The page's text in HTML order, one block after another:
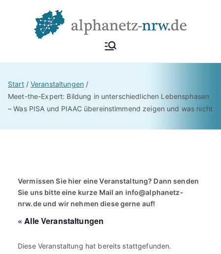
Alphan
etz
NRW
Start
Veranstaltungen
Meet-the-Expert: Bildung in unterschiedlichen Lebensphasen
– Was PISA und PIAAC übereinstimmend zeigen und was nicht
Vermissen Sie hier eine Veranstaltung? Dann senden
Sie uns bitte eine kurze Mail an info@alphanetz-
nrw.deund wir nehmen diese gerne auf!
« Alle Veranstaltungen
Diese Veranstaltung hat bereits stattgefunden.